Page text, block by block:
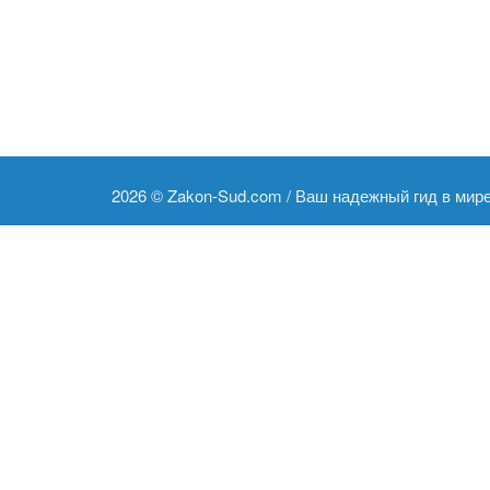
2026 ©Zakon-Sud.com / Ваш надежный гид в